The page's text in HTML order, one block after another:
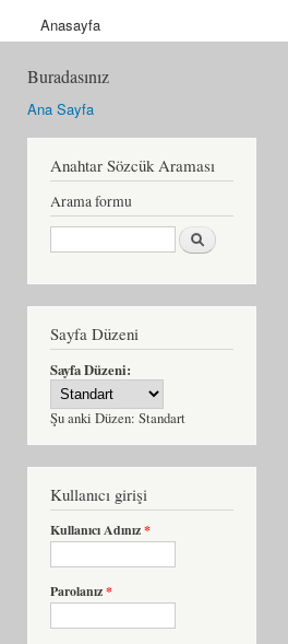
Anasayfa
Buradasınız
Ana Sayfa
Anahtar Sözcük Araması
Arama formu
Ara
Sayfa Düzeni
Sayfa Düzeni:
Şu anki Düzen: Standart
Kullanıcı girişi
Kullanıcı Adınız*
Parolanız*